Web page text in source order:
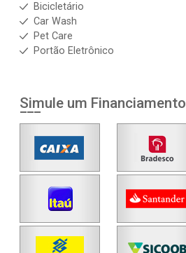
Bicicletário
Car Wash
Pet Care
Portão Eletrônico
Simule um Financiamento